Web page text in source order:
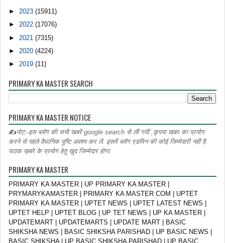
►2023(15911)
►2022(17076)
► 2021(7315)
► 2020(4224)
►2019(11)
PRIMARY KA MASTER SEARCH
PRIMARY KA MASTER NOTICE
✍नोट:-इस ब्लॉग की सभी खबरें google search से लीं गयीं ,कृपया खबर का प्रयोग
करने से पहले वैधानिक पुष्टि अवश्य कर लें. इसमें ब्लॉग एडमिन की कोई जिम्मेदारी नहीं है.
पाठक ख़बरे के प्रयोग हेतु खुद जिम्मेदार होगा.
PRIMARY KA MASTER
PRIMARY KA MASTER | UP PRIMARY KA MASTER |
PRYMARYKAMASTER | PRIMARY KA MASTER COM | UPTET
PRIMARY KA MASTER | UPTET NEWS | UPTET LATEST NEWS |
UPTET HELP | UPTET BLOG | UP TET NEWS | UP KA MASTER |
UPDATEMART | UPDATEMARTS | UPDATE MART | BASIC
SHIKSHA NEWS | BASIC SHIKSHA PARISHAD | UP BASIC NEWS |
BASIC SHIKSHA | UP BASIC SHIKSHA PARISHAD | UP BASIC